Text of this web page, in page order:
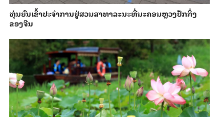
​ຫຸ່ນ​ຍົນ​ເຂົ້າ​ປະ​ຈຳ​ການ​ຢູ່​ສວນ​ສາ​ທາ​ລະ​ນະ​ທີ່​ນະ​ຄອນຫຼວງ​ປັກ​ກິ່ງ​
ຂອງ​ຈີນ